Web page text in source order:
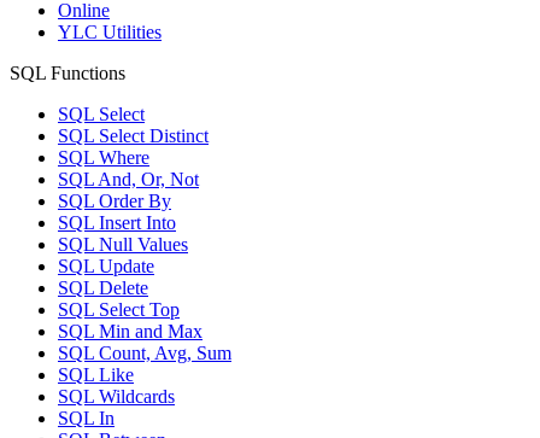
Online
YLC Utilities
SQL Functions
SQL Select
SQL Select Distinct
SQL Where
SQL And, Or, Not
SQL Order By
SQL Insert Into
SQL Null Values
SQL Update
SQL Delete
SQL Select Top
SQL Min and Max
SQL Count, Avg, Sum
SQL Like
SQL Wildcards
SQL In